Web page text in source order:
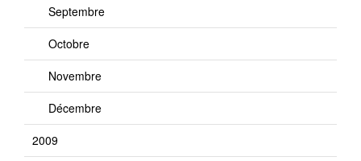
Septembre
Octobre
Novembre
Décembre
2009